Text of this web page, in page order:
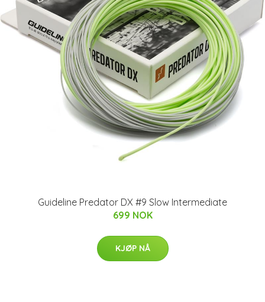
Guideline Predator DX #9 Slow Intermediate
699 NOK
KJØP NÅ